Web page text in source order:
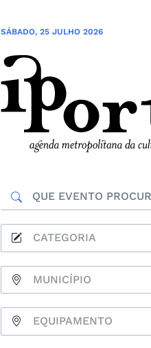
SÁBADO, 25 JULHO 2026
CATEGORIA
MUNICÍPIO
EQUIPAMENTO